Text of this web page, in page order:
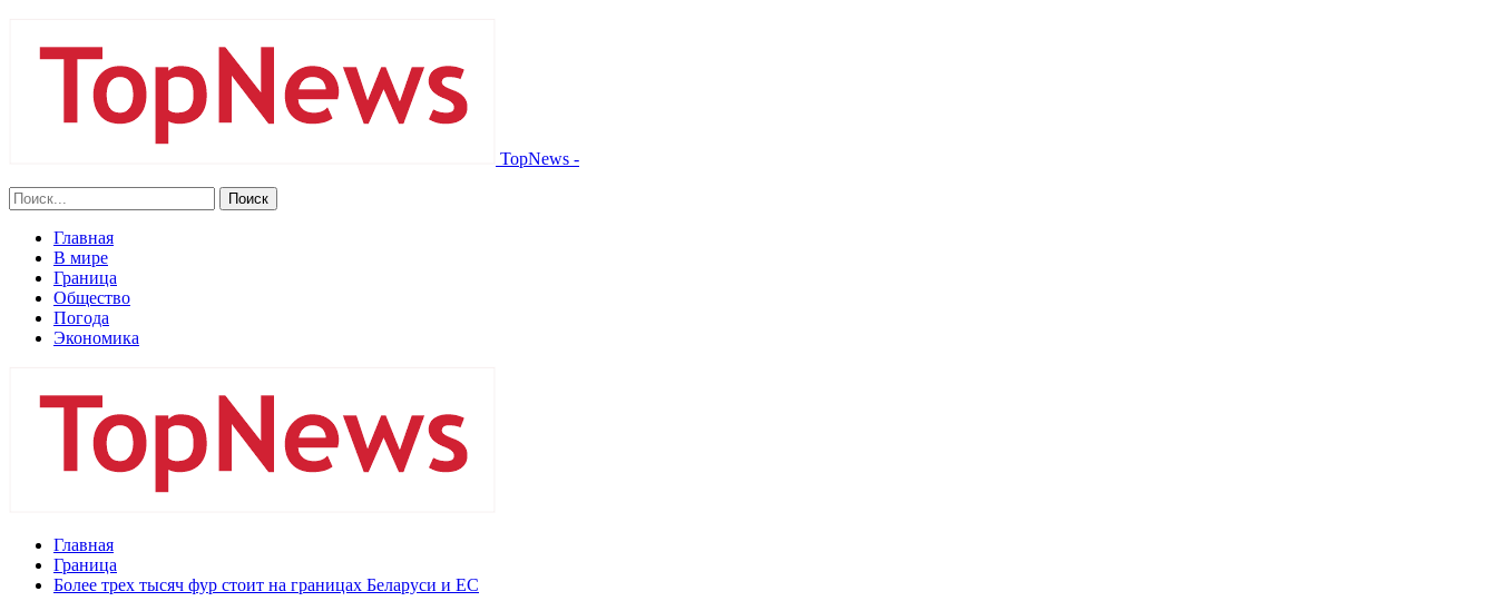
TopNews -
Главная
В мире
Граница
Общество
Погода
Экономика
Главная
Граница
Более трех тысяч фур стоит на границах Беларуси и ЕС